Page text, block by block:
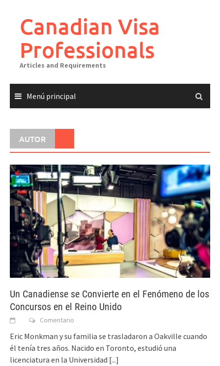
Canadian Visa
Professionals
Articles and Requirements
Menú principal
AUTOR
Un Canadiense se Convierte en el Fenómeno de los
Concursos en el Reino Unido
Comentario
Eric Monkman y su familia se trasladaron a Oakville cuando
él tenía tres años. Nacido en Toronto, estudió una
licenciatura en la Universidad [...]